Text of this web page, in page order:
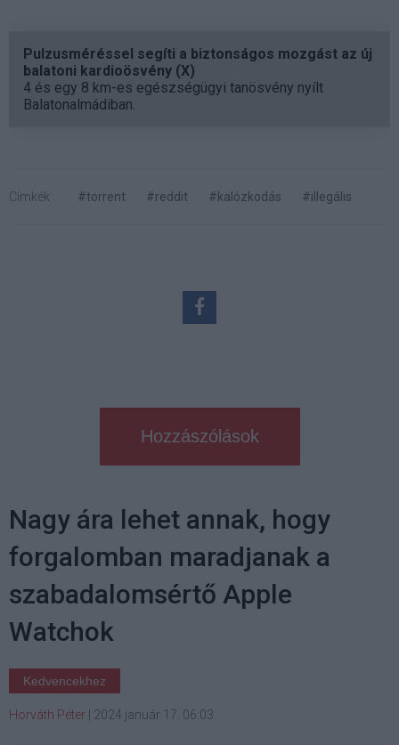
Pulzusméréssel segíti a biztonságos mozgást az új
balatoni kardioösvény (X)
4 és egy 8 km-es egészségügyi tanösvény nyílt
Balatonalmádiban.
Címkék: #torrent #reddit #kalózkodás #illegális
Hozzászólások
Nagy ára lehet annak, hogy
forgalomban maradjanak a
szabadalomsértő Apple
Watchok
Kedvencekhez
Horváth Péter 2024 január 17. 06:03